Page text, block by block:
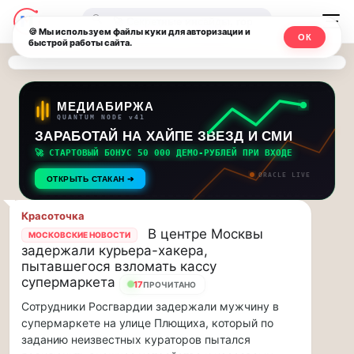
Последние
новости
и
обновления
потока:
Друзья,
приглашаем
на
музыкальную
прогулку
по
Москве
Чайковского!…
приглашаем
на
музыкальную
Москвичи.net
—
Главный
столичный
чат-
мессенджер,
новости
и
инсайды
Москвы
🔍
МЕДИАБИРЖА
QUANTUM NODE v41
ЗАРАБОТАЙ НА ХАЙПЕ ЗВЕЗД И СМИ
🚀 СТАРТОВЫЙ БОНУС 50 000 ДЕМО-РУБЛЕЙ ПРИ ВХОДЕ
ОТКРЫТЬ СТАКАН ➔ ORACLE LIVE
Красоточка
МОСКОВСКИЕ НОВОСТИ
В центре Москвы
задержали курьера-хакера,
пытавшегося взломать кассу
супермаркета
17ПРОЧИТАНО
Сотрудники Росгвардии задержали мужчину в
супермаркете на улице Плющиха, который по
заданию неизвестных кураторов пытался
🍪 Мы используем файлы куки для авторизации и
быстрой работы сайта.
ОК